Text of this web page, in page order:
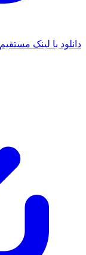
دانلود با لینک مستقیم